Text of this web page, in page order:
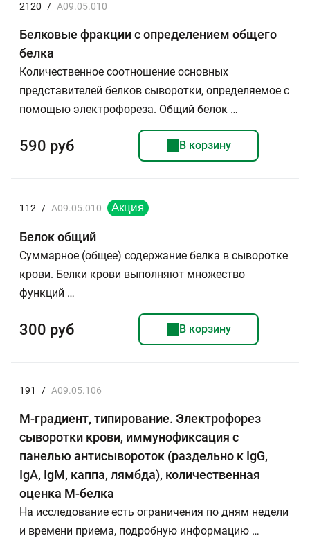
2120 / A09.05.010
Белковые фракции с определением общего
белка
Количественное соотношение основных
представителей белков сыворотки, определяемое с
помощью электрофореза. Общий белок …
590 руб В корзину
112 / A09.05.010
Белок общий
Суммарное (общее) содержание белка в сыворотке
крови. Белки крови выполняют множество
функций …
300 руб В корзину
191 / A09.05.106
М-градиент, типирование. Электрофорез
сыворотки крови, иммунофиксация с
панелью антисывороток (раздельно к IgG,
IgA, IgM, каппа, лямбда), количественная
оценка М-белка
На исследование есть ограничения по дням недели
и времени приема, подробную информацию …